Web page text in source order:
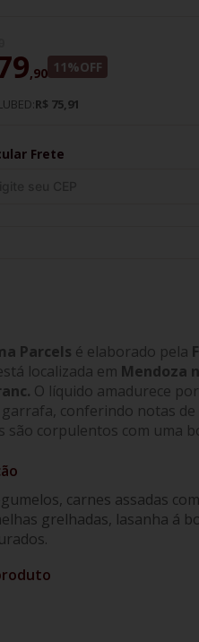
,90 11%OFF
R$ 75,91
Frete
Parcels é elaborado pela
localizada em Mendoza
O líquido amadurece
garrafa, conferindo notas
são corpulentos com uma
carnes assadas
grelhadas, lasanha á